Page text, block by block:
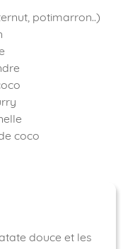
potimarron..)
coco
douce et les